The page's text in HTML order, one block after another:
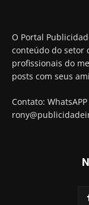
O Portal
conteúdo do setor
profissionais do
posts com seus
Contato: